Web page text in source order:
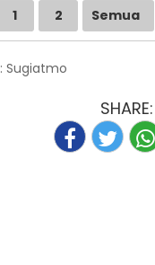
1 2 Semua
: Sugiatmo
SHARE: